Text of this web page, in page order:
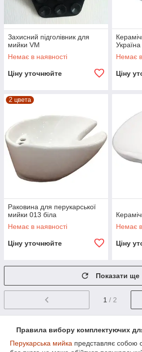
Захисний підголівник для
мийки VM
Немає в наявності
Ціну уточнюйте
Україна
Немає
Ціну
2 цвета
Раковина для перукарської
мийки 013 біла
Немає в наявності
Ціну уточнюйте
Немає
Ціну
Показати ще
1 / 2
Правила вибору комплектуючих
Перукарська мийка представляє собою